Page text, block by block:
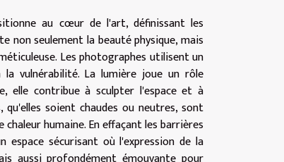
au cœur de l'art, définissant les
seulement la beauté physique, mais
Les photographes utilisent un
vulnérabilité. La lumière joue un rôle
elle contribue à sculpter l'espace et à
soient chaudes ou neutres, sont
humaine. En effaçant les barrières
sécurisant où l'expression de la